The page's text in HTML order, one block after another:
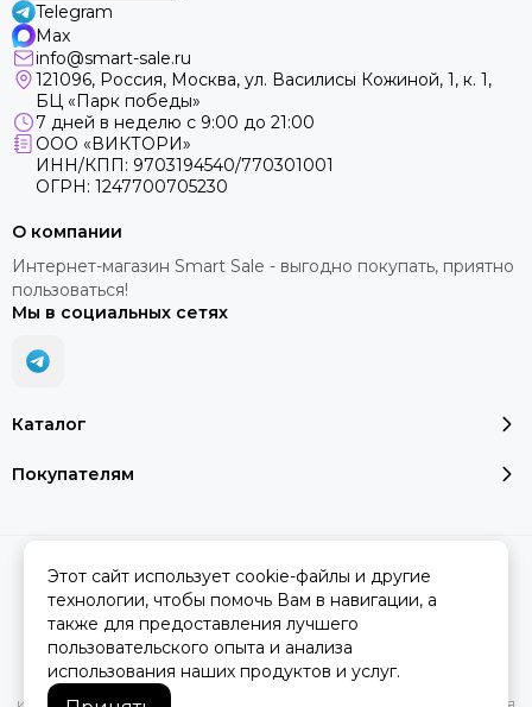
Telegram
Max
info@smart-sale.ru
121096, Россия, Москва, ул. Василисы Кожиной, 1, к. 1,
БЦ «Парк победы»
7 дней в неделю с 9:00 до 21:00
ООО «ВИКТОРИ»
ИНН/КПП: 9703194540/770301001
ОГРН: 1247700705230
Каталог
Покупателям
О компании
Интернет-магазин Smart Sale - выгодно покупать, приятно
пользоваться!
Мы в социальных сетях
2026 © SMART SALE.Карта сайта
характеристик, стоимости товаров и услуг, носит
информационный характер и ни при каких условиях не является
Этот сайт использует cookie-файлы и другие
технологии, чтобы помочь Вам в навигации, а
также для предоставления лучшего
пользовательского опыта и анализа
использования наших продуктов и услуг.